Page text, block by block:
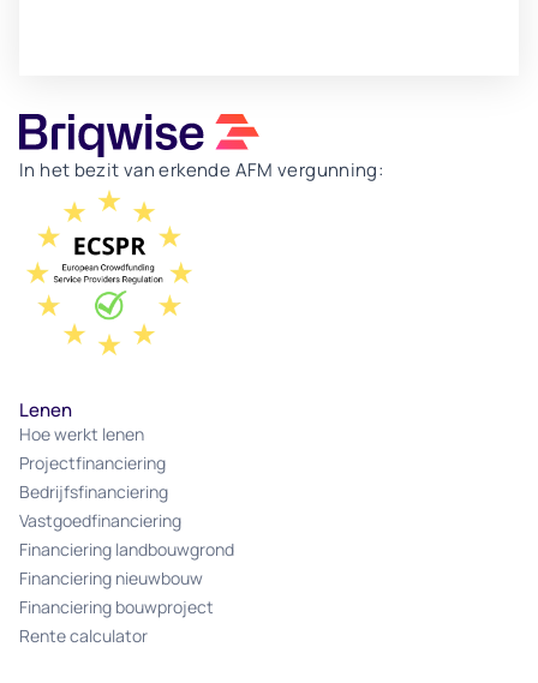
In het bezit van erkende AFM vergunning:
Lenen
Hoe werkt lenen
Projectfinanciering
Bedrijfsfinanciering
Vastgoedfinanciering
Financiering landbouwgrond
Financiering nieuwbouw
Financiering bouwproject
Rente calculator